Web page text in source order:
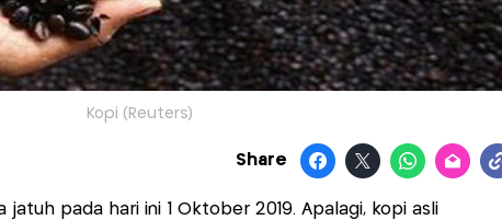
Kopi (Reuters)
Share
jatuh pada hari ini 1 Oktober 2019. Apalagi, kopi asli